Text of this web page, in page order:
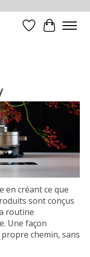
Liste dePanier
en créant ce que
sont conçus
routine
Une façon
chemin, sans